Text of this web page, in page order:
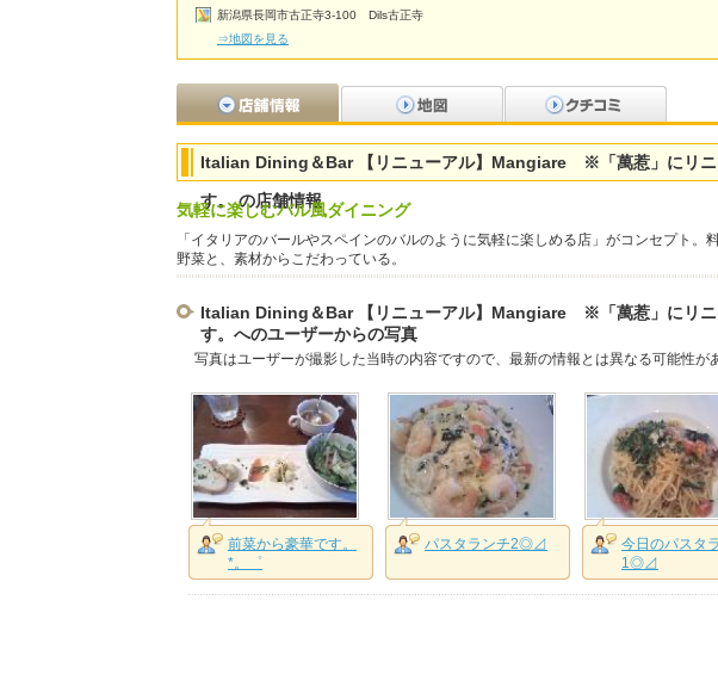
新潟県長岡市古正寺3-100 Dils古正寺
⇒地図を見る
Italian Dining＆Bar 【リニューアル】Mangiare ※「萬惹」にリニ
す。 の店舗情報
気軽に楽しむバル風ダイニング
「イタリアのバールやスペインのバルのように気軽に楽しめる店」がコンセプト
野菜と、素材からこだわっている。
Italian Dining＆Bar 【リニューアル】Mangiare ※「萬惹」にリニ
す。へのユーザーからの写真
写真はユーザーが撮影した当時の内容ですので、最新の情報とは異なる可能性が
前菜から豪華です。
*。゜
パスタランチ2◎⊿
今日のパスタ
1◎⊿